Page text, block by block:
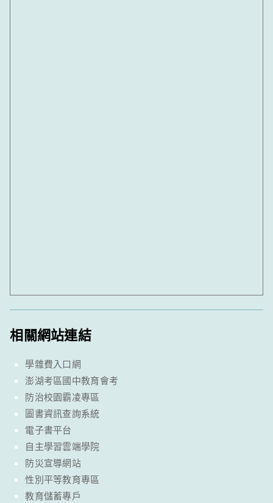
相關網站連結
學雜費入口網
澎湖考區國中教育會考
防治校園霸凌專區
圖書資訊查詢系統
電子書平台
自主學習雲端學院
防災宣導網站
性別平等教育專區
教育儲蓄專戶